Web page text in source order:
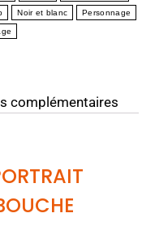
Noir et blanc Personnage
complémentaires